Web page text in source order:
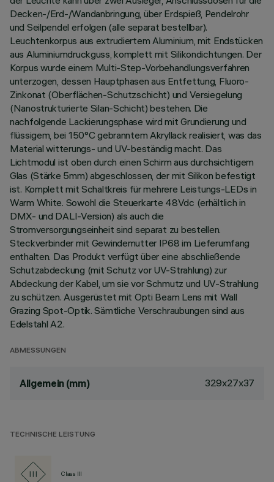
Decken-/Erd-/Wandanbringung, über Erdspieß, Pendelrohr
und Seilpendel erfolgen (alle separat bestellbar).
Leuchtenkorpus aus extrudiertem Aluminium, mit Endstücken
aus Aluminiumdruckguss, komplett mit Silikondichtungen. Der
Korpus wurde einem Multi-Step-Vorbehandlungsverfahren
unterzogen, dessen Hauptphasen aus Entfettung, Fluoro-
Zinkonat (Oberflächen-Schutzschicht) und Versiegelung
(Nanostrukturierte Silan-Schicht) bestehen. Die
nachfolgende Lackierungsphase wird mit Grundierung und
flüssigem, bei 150°C gebranntem Akryllack realisiert, was das
Material witterungs- und UV-beständig macht. Das
Lichtmodul ist oben durch einen Schirm aus durchsichtigem
Glas (Stärke 5mm) abgeschlossen, der mit Silikon befestigt
ist. Komplett mit Schaltkreis für mehrere Leistungs-LEDs in
Warm White. Sowohl die Steuerkarte 48Vdc (erhältlich in
DMX- und DALI-Version) als auch die
Stromversorgungseinheit sind separat zu bestellen.
Steckverbinder mit Gewindemutter IP68 im Lieferumfang
enthalten. Das Produkt verfügt über eine abschließende
Schutzabdeckung (mit Schutz vor UV-Strahlung) zur
Abdeckung der Kabel, um sie vor Schmutz und UV-Strahlung
zu schützen. Ausgerüstet mit Opti Beam Lens mit Wall
Grazing Spot-Optik. Sämtliche Verschraubungen sind aus
Edelstahl A2.
ABMESSUNGEN
Allgemein (mm) 329x27x37
TECHNISCHE LEISTUNG
Class III